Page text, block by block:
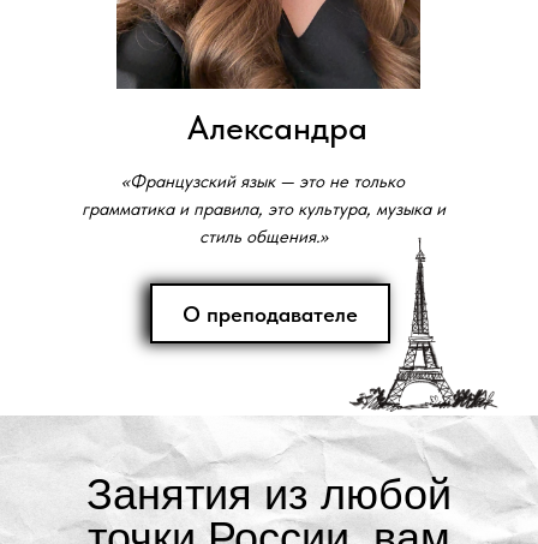
«Французский язык — это не только
грамматика и правила, это культура, музыка и
стиль общения.»
Александра
О преподавателе
Занятия из любой